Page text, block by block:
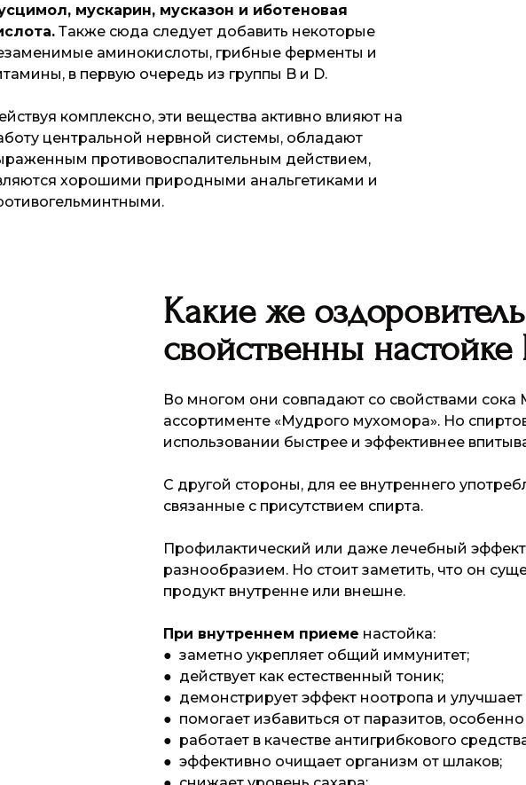
мускарин, мусказон и иботеновая
Также сюда следует добавить некоторые
аминокислоты, грибные ферменты и
в первую очередь из группы B и D.
комплексно, эти вещества активно влияют на
центральной нервной системы, обладают
противовоспалительным действием,
хорошими природными анальгетиками и
Какие же
свойственны
Во многом они совпадают со свойствами
ассортименте «Мудрого мухомора». Но
использовании быстрее и эффективнее
С другой стороны, для ее внутреннего
связанные с присутствием спирта.
Профилактический или даже лечебный эффект
разнообразием. Но стоит заметить, что он
продукт внутренне или внешне.
При внутреннем приеме настойка:
● заметно укрепляет общий иммунитет;
● действует как естественный тоник;
● демонстрирует эффект ноотропа и
● помогает избавиться от паразитов,
● работает в качестве антигрибкового
● эффективно очищает организм от шлаков;